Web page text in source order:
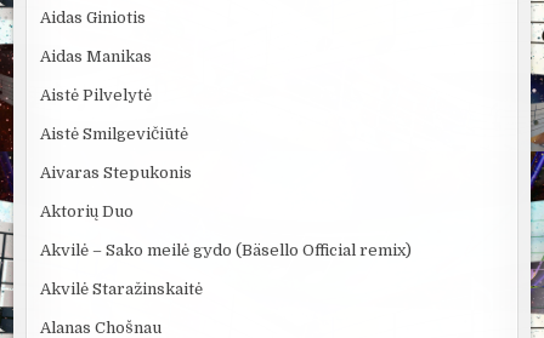
Aidas Giniotis
Aidas Manikas
Aistė Pilvelytė
Aistė Smilgevičiūtė
Aivaras Stepukonis
Aktorių Duo
Akvilė – Sako meilė gydo (Bäsello Official remix)
Akvilė Staražinskaitė
Alanas Chošnau